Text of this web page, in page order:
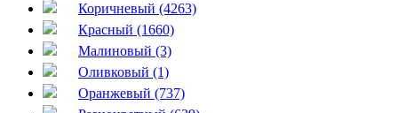
Коричневый (4263)
Красный (1660)
Малиновый (3)
Оливковый (1)
Оранжевый (737)